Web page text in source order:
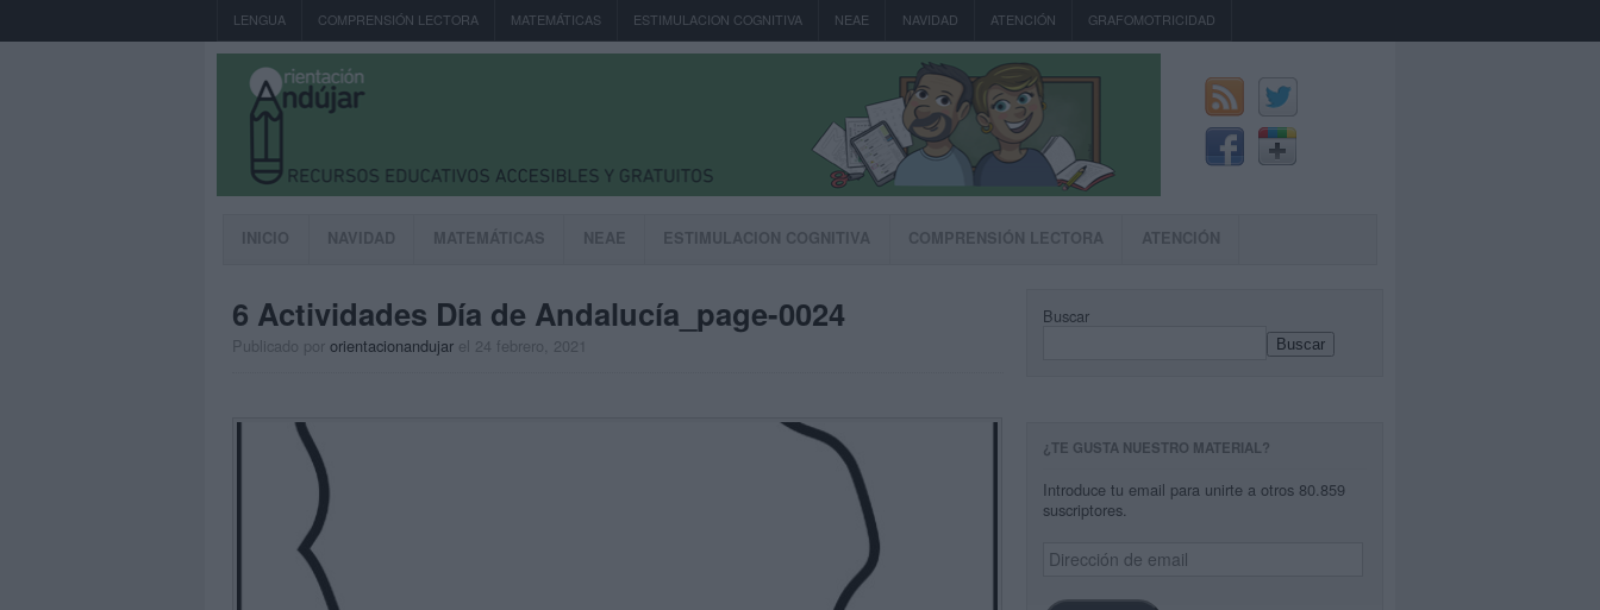
LENGUA COMPRENSIÓN LECTORA MATEMÁTICAS ESTIMULACION COGNITIVA NEAE NAVIDAD ATENCIÓN GRAFOMOTRICIDAD
INICIO NAVIDAD MATEMÁTICAS NEAE ESTIMULACION COGNITIVA COMPRENSIÓN LECTORA ATENCIÓN
6 Actividades Día de Andalucía_page-0024
Publicado por orientacionandujar el 24 febrero, 2021
Buscar
Buscar
¿TE GUSTA NUESTRO MATERIAL?
Introduce tu email para unirte a otros 80.859
suscriptores.
Dirección
de